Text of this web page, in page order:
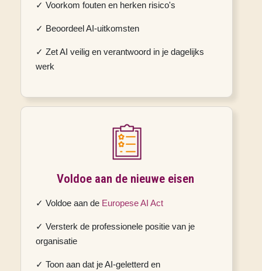
✓ Voorkom fouten en herken risico's
✓ Beoordeel AI-uitkomsten
✓ Zet AI veilig en verantwoord in je dagelijks
werk
Voldoe aan de nieuwe eisen
✓ Voldoe aan de Europese AI Act
✓ Versterk de professionele positie van je
organisatie
✓ Toon aan dat je AI-geletterd en